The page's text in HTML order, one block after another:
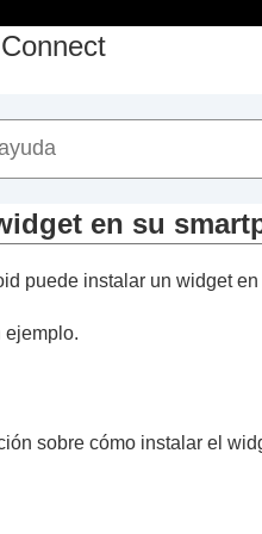
“Sony |
aparecen en la pestaña
aparecen en la pestaña
aparecen en la pestaña
de los auriculares (
en su
puede instalar un widget
ejemplo.
sobre cómo instalar el